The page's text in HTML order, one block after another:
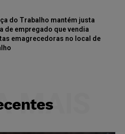
do Trabalho mantém justa
de empregado que vendia
emagrecedoras no local de
MAIS